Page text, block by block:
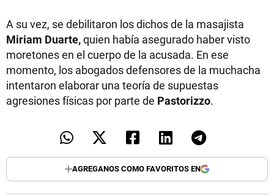
A su vez, se debilitaron los dichos de la masajista
Miriam Duarte,quien había asegurado haber visto
moretones en el cuerpo de la acusada. En ese
momento, los abogados defensores de la muchacha
intentaron elaborar una teoría de supuestas
agresiones físicas por parte de Pastorizzo.
AGREGANOS COMO FAVORITOS EN